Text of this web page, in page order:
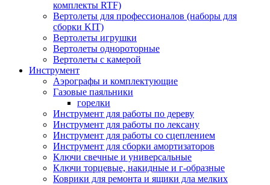
комплекты RTF)
Вертолеты для профессионалов (наборы для
сборки KIT)
Вертолеты игрушки
Вертолеты однороторные
Вертолеты с камерой
Инструмент
Аэрографы и комплектующие
Газовые паяльники
горелки
Инструмент для работы по дереву
Инструмент для работы по лексану
Инструмент для работы со сцеплением
Инструмент для сборки амортизаторов
Ключи свечные и универсальные
Ключи торцевые, накидные и г-образные
Коврики для ремонта и ящики дла мелких